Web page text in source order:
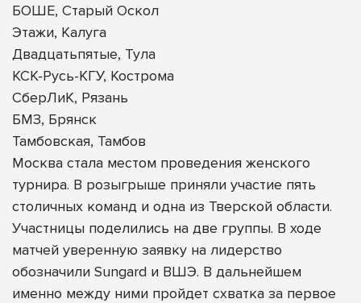
БОШЕ, Старый Оскол
Этажи, Калуга
Двадцатьпятые, Тула
КСК-Русь-КГУ, Кострома
СберЛиК, Рязань
БМЗ, Брянск
Тамбовская, Тамбов
Москва стала местом проведения женского
турнира. В розыгрыше приняли участие пять
столичных команд и одна из Тверской области.
Участницы поделились на две группы. В ходе
матчей уверенную заявку на лидерство
обозначили Sungard и ВШЭ. В дальнейшем
именно между ними пройдет схватка за первое